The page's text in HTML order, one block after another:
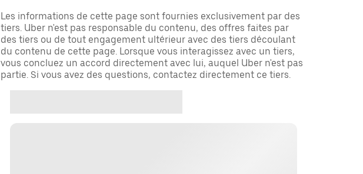
Les informations de cette page sont fournies exclusivement par des
tiers. Uber n'est pas responsable du contenu, des offres faites par
des tiers ou de tout engagement ultérieur avec des tiers découlant
du contenu de cette page. Lorsque vous interagissez avec un tiers,
vous concluez un accord directement avec lui, auquel Uber n'est pas
partie. Si vous avez des questions, contactez directement ce tiers.